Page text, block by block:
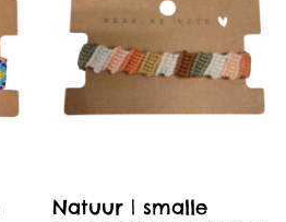
Natuur | smalle